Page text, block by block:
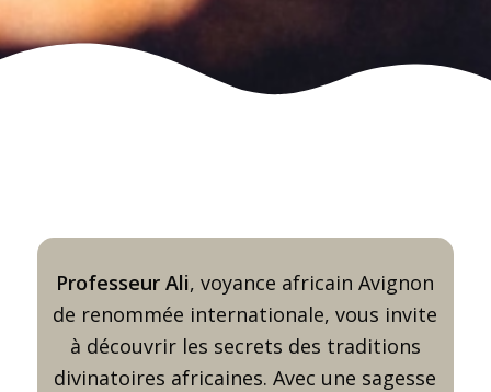
Professeur Ali, voyance africain Avignon
de renommée internationale, vous invite
à découvrir les secrets des traditions
divinatoires africaines. Avec une sagesse